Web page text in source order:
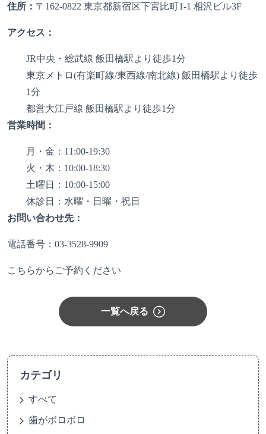
住所： 〒162-0822 東京都新宿区下宮比町1-1 相沢ビル3F
アクセス：
JR中央・総武線 飯田橋駅より徒歩1分
東京メトロ(有楽町線/東西線/南北線) 飯田橋駅より徒歩
1分
都営大江戸線 飯田橋駅より徒歩1分
営業時間：
月・金：11:00-19:30
火・木：10:00-18:30
土曜日：10:00-15:00
休診日：水曜・日曜・祝日
お問い合わせ先：
電話番号：03-3528-9909
こちらからご予約ください
一覧へ戻る
カテゴリ
すべて
歯がボロボロ